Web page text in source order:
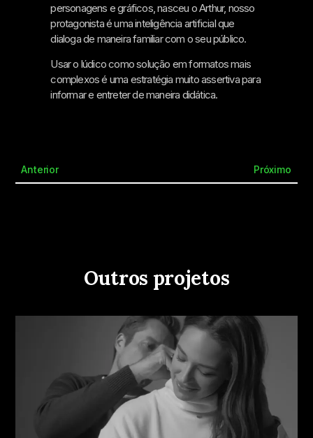
personagens e gráficos, nasceu o Arthur, nosso
protagonista é uma inteligência artificial que
dialoga de maneira familiar com o seu público.
Usar o lúdico como solução em formatos mais
complexos é uma estratégia muito assertiva para
informar e entreter de maneira didática.
Anterior Próximo
Outros projetos